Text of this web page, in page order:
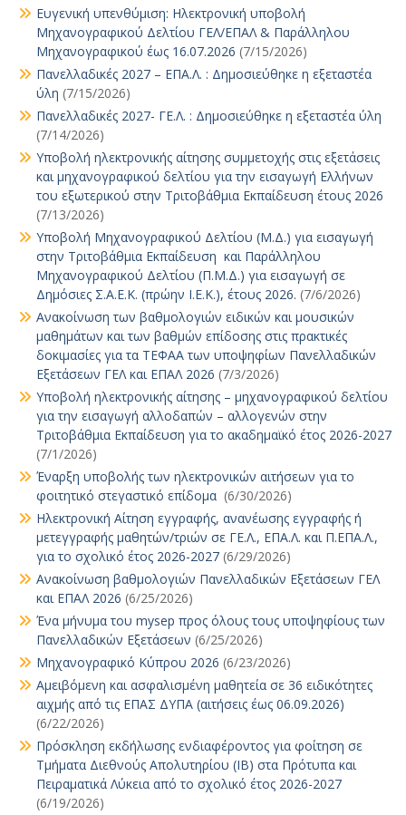
Ευγενική υπενθύμιση: Ηλεκτρονική υποβολή
Μηχανογραφικού Δελτίου ΓΕΛ/ΕΠΑΛ & Παράλληλου
Μηχανογραφικού έως 16.07.2026 (7/15/2026)
Πανελλαδικές 2027 – ΕΠΑ.Λ. : Δημοσιεύθηκε η εξεταστέα
ύλη (7/15/2026)
Πανελλαδικές 2027- ΓΕ.Λ. : Δημοσιεύθηκε η εξεταστέα ύλη
(7/14/2026)
Υποβολή ηλεκτρονικής αίτησης συμμετοχής στις εξετάσεις
και μηχανογραφικού δελτίου για την εισαγωγή Ελλήνων
του εξωτερικού στην Τριτοβάθμια Εκπαίδευση έτους 2026
(7/13/2026)
Υποβολή Μηχανογραφικού Δελτίου (Μ.Δ.) για εισαγωγή
στην Τριτοβάθμια Εκπαίδευση και Παράλληλου
Μηχανογραφικού Δελτίου (Π.Μ.Δ.) για εισαγωγή σε
Δημόσιες Σ.Α.Ε.Κ. (πρώην Ι.Ε.Κ.), έτους 2026. (7/6/2026)
Ανακοίνωση των βαθμολογιών ειδικών και μουσικών
μαθημάτων και των βαθμών επίδοσης στις πρακτικές
δοκιμασίες για τα ΤΕΦΑΑ των υποψηφίων Πανελλαδικών
Εξετάσεων ΓΕΛ και ΕΠΑΛ 2026 (7/3/2026)
Υποβολή ηλεκτρονικής αίτησης – μηχανογραφικού δελτίου
για την εισαγωγή αλλοδαπών – αλλογενών στην
Τριτοβάθμια Εκπαίδευση για το ακαδημαϊκό έτος 2026-2027
(7/1/2026)
Έναρξη υποβολής των ηλεκτρονικών αιτήσεων για το
φοιτητικό στεγαστικό επίδομα (6/30/2026)
Ηλεκτρονική Αίτηση εγγραφής, ανανέωσης εγγραφής ή
μετεγγραφής μαθητών/τριών σε ΓΕ.Λ., ΕΠΑ.Λ. και Π.ΕΠΑ.Λ.,
για το σχολικό έτος 2026-2027 (6/29/2026)
Ανακοίνωση βαθμολογιών Πανελλαδικών Εξετάσεων ΓΕΛ
και ΕΠΑΛ 2026 (6/25/2026)
Ένα μήνυμα του mysep προς όλους τους υποψηφίους των
Πανελλαδικών Εξετάσεων (6/25/2026)
Μηχανογραφικό Κύπρου 2026 (6/23/2026)
Αμειβόμενη και ασφαλισμένη μαθητεία σε 36 ειδικότητες
αιχμής από τις ΕΠΑΣ ΔΥΠΑ (αιτήσεις έως 06.09.2026)
(6/22/2026)
Πρόσκληση εκδήλωσης ενδιαφέροντος για φοίτηση σε
Τμήματα Διεθνούς Απολυτηρίου (IB) στα Πρότυπα και
Πειραματικά Λύκεια από το σχολικό έτος 2026-2027
(6/19/2026)